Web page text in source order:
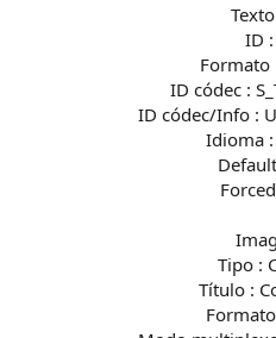
ID
Formato
ID códec :
ID códec/Info :
Idioma
Tipo :
Título :
Formato